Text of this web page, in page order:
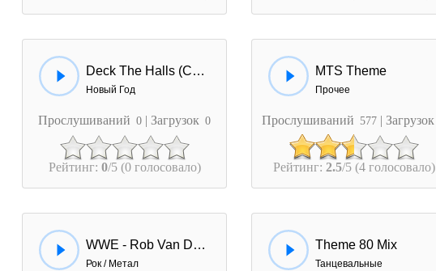
Deck The Halls (Cats Cover)
Новый Год
Прослушиваний 0 | Загрузок 0
Рейтинг: 0/5 (0 голосовало)
MTS Theme
Прочее
Прослушиваний 577 | Загрузок
Рейтинг: 2.5/5 (4 голосовало)
WWE - Rob Van Dam Theme
Рок / Метал
Theme 80 Mix
Танцевальные